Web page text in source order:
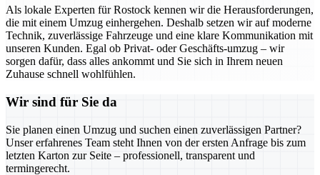
Als lokale Experten für Rostock kennen wir die Herausforderungen,
die mit einem Umzug einhergehen. Deshalb setzen wir auf moderne
Technik, zuverlässige Fahrzeuge und eine klare Kommunikation mit
unseren Kunden. Egal ob Privat- oder Geschäfts-umzug – wir
sorgen dafür, dass alles ankommt und Sie sich in Ihrem neuen
Zuhause schnell wohlfühlen.
Wir sind für Sie da
Sie planen einen Umzug und suchen einen zuverlässigen Partner?
Unser erfahrenes Team steht Ihnen von der ersten Anfrage bis zum
letzten Karton zur Seite – professionell, transparent und
termingerecht.